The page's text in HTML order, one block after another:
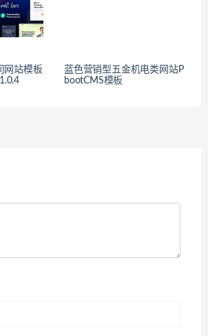
网站模板
蓝色营销型五金机电类网站P
bootCMS模板